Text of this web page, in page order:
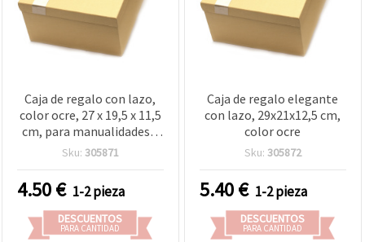
Caja de regalo con lazo,
color ocre, 27 x 19,5 x 11,5
cm, para manualidades y
scrapbooking
Sku: 305871
4.50€ 1-2 pieza
DESCUENTOS
PARA CANTIDAD
Caja de regalo elegante
con lazo, 29x21x12,5 cm,
color ocre
Sku: 305872
5.40€ 1-2 pieza
DESCUENTOS
PARA CANTIDAD